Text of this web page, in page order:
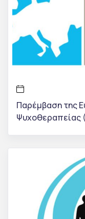
Παρέμβαση της
Ψυχοθεραπείας